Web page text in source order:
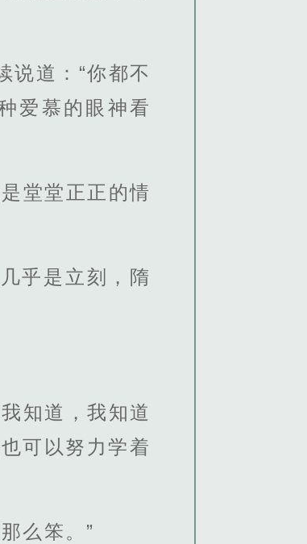
说道：“你都不
爱慕的眼神看
堂堂正正的情
乎是立刻，隋
知道，我知道
可以努力学着
么笨。”